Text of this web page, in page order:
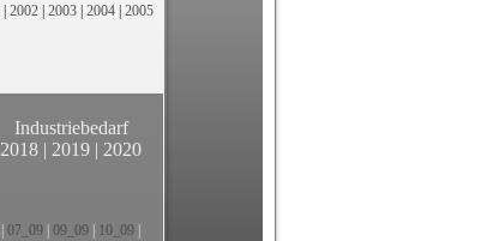
| 2002 | 2003 | 2004 | 2005
Industriebedarf
2018 | 2019 | 2020
07_09| 09_09| 10_09|